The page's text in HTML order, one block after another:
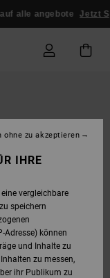
alle angebote Jetzt
IHRE
vergleichbare
speichern
Adresse) können
und Inhalte zu
zu messen,
ihr Publikum zu
ohne zu akzeptieren